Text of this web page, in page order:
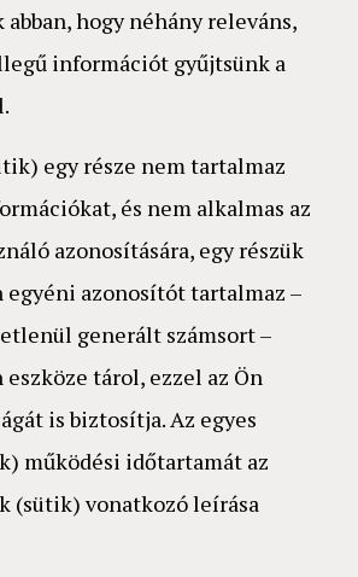
hogy néhány releváns,
információt gyűjtsünk a
egy része nem tartalmaz
és nem alkalmas az
azonosítására, egy részük
egyéni azonosítót tartalmaz –
generált számsort –
eszköze tárol, ezzel az Ön
is biztosítja. Az egyes
működési időtartamát az
(sütik) vonatkozó leírása